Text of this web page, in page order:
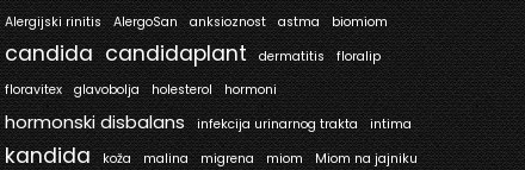
Alergijski rinitis AlergoSan anksioznost astma biomiom
candida candidaplant dermatitis
floralip
floravitex
glavobolja holesterol hormoni
hormonski disbalans infekcija urinarnog trakta intima
kandida koža malina migrena miom Miom na jajniku